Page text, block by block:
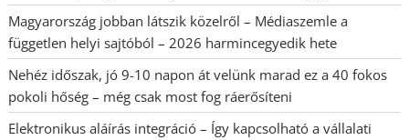
Magyarország jobban látszik közelről – Médiaszemle a
független helyi sajtóból – 2026 harmincegyedik hete
Nehéz időszak, jó 9-10 napon át velünk marad ez a 40 fokos
pokoli hőség – még csak most fog ráerősíteni
Elektronikus aláírás integráció – Így kapcsolható a vállalati